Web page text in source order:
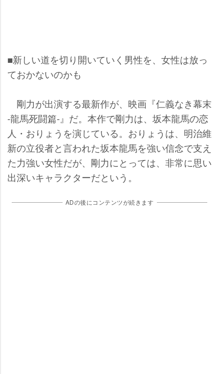
■新しい道を切り開いていく男性を、女性は放っ
ておかないのかも
剛力が出演する最新作が、映画『仁義なき幕末
-龍馬死闘篇-』だ。本作で剛力は、坂本龍馬の恋
人・おりょうを演じている。おりょうは、明治維
新の立役者と言われた坂本龍馬を強い信念で支え
た力強い女性だが、剛力にとっては、非常に思い
出深いキャラクターだという。
ADの後にコンテンツが続きます